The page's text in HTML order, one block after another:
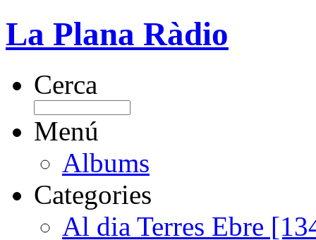
La Plana Ràdio
Cerca
Menú
Albums
Categories
Al dia Terres Ebre